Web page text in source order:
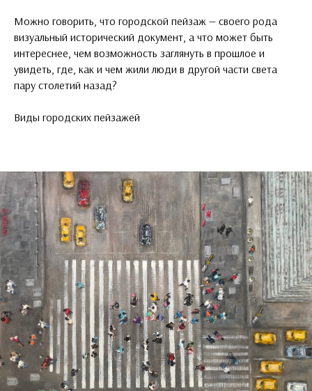
Можно говорить, что городской пейзаж — своего рода
визуальный исторический документ, а что может быть
интереснее, чем возможность заглянуть в прошлое и
увидеть, где, как и чем жили люди в другой части света
пару столетий назад?
Виды городских пейзажей